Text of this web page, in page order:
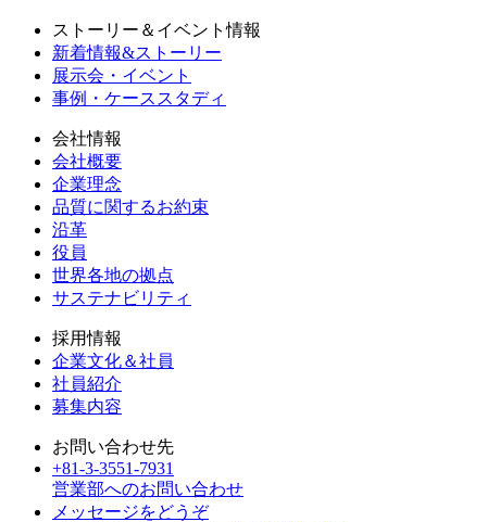
ストーリー＆イベント情報
新着情報&ストーリー
展示会・イベント
事例・ケーススタディ
会社情報
会社概要
企業理念
品質に関するお約束
沿革
役員
世界各地の拠点
サステナビリティ
採用情報
企業文化＆社員
社員紹介
募集内容
お問い合わせ先
+81-3-3551-7931
営業部へのお問い合わせ
メッセージをどうぞ